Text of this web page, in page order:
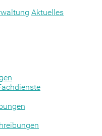
Aktuelles